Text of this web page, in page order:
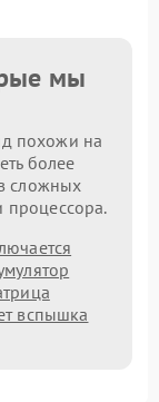
мы
похожи на
более
сложных
процессора.
вспышка